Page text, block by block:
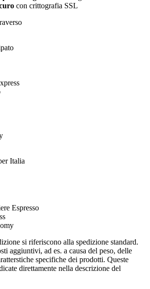
con crittografia SSL
Italia
si riferiscono alla spedizione standard.
aggiuntivi, ad es. a causa del peso, delle
specifiche dei prodotti. Queste
direttamente nella descrizione del